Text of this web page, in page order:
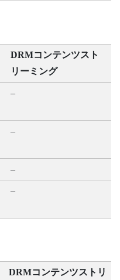
DRMコンテンツスト
リーミング
–
–
–
–
DRMコンテンツストリ